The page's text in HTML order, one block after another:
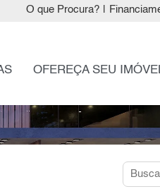
O que Procura?
OFEREÇA SEU